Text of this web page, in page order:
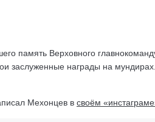
память Верховного
заслуженные награды на
Мехонцев в своём